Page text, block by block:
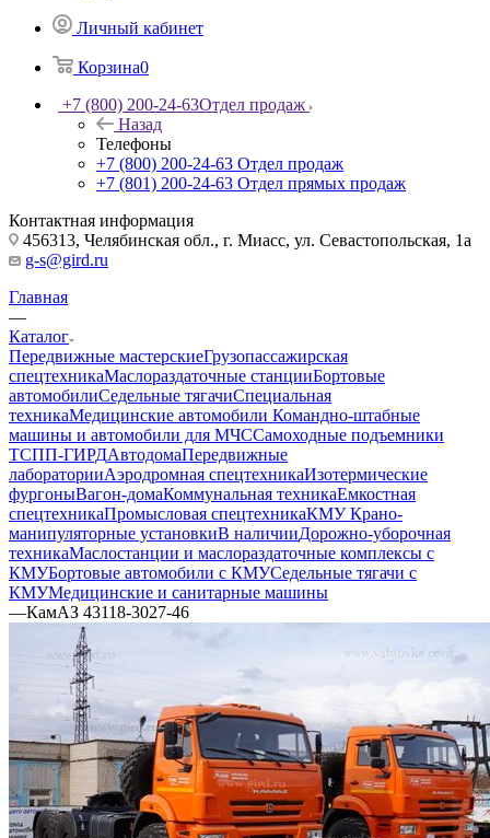
Личный кабинет
Корзина0
+7 (800) 200-24-63Отдел продаж
Назад
Телефоны
+7 (800) 200-24-63 Отдел продаж
+7 (801) 200-24-63 Отдел прямых продаж
Контактная информация
456313, Челябинская обл., г. Миасс, ул. Севастопольская, 1а
g-s@gird.ru
Главная
—
Каталог
Передвижные мастерскиеГрузопассажирская
спецтехникаМаслораздаточные станцииБортовые
автомобилиСедельные тягачиСпециальная
техникаМедицинские автомобили Командно-штабные
машины и автомобили для МЧССамоходные подъемники
ТСПП-ГИРДАвтодомаПередвижные
лабораторииАэродромная спецтехникаИзотермические
фургоныВагон-домаКоммунальная техникаЕмкостная
спецтехникаПромысловая спецтехникаКМУ Крано-
манипуляторные установкиВ наличииДорожно-уборочная
техникаМаслостанции и маслораздаточные комплексы с
КМУБортовые автомобили с КМУСедельные тягачи с
КМУМедицинские и санитарные машины
—КамАЗ 43118-3027-46